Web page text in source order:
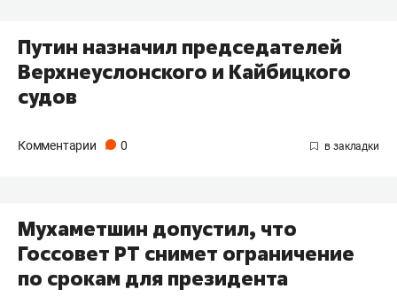
Путин назначил председателей
Верхнеуслонского и Кайбицкого
судов
Комментарии 0
Мухаметшин допустил, что
Госсовет РТ снимет ограничение
по срокам для президента